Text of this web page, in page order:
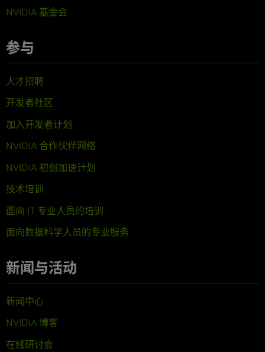
NVIDIA 基金会
参与
人才招聘
开发者社区
加入开发者计划
NVIDIA 合作伙伴网络
NVIDIA 初创加速计划
技术培训
面向 IT 专业人员的培训
面向数据科学人员的专业服务
新闻与活动
新闻中心
NVIDIA 博客
在线研讨会